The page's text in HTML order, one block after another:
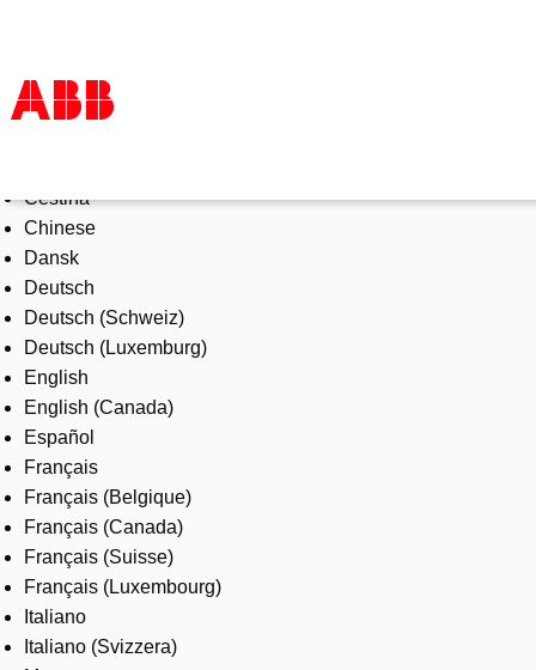
Products & Solutions
Industries
Services
About us
Where to buy
Contact us
Careers
Čeština
Chinese
Dansk
Deutsch
Deutsch (Schweiz)
Deutsch (Luxemburg)
English
English (Canada)
Español
Français
Français (Belgique)
Français (Canada)
Français (Suisse)
Français (Luxembourg)
Italiano
Italiano (Svizzera)